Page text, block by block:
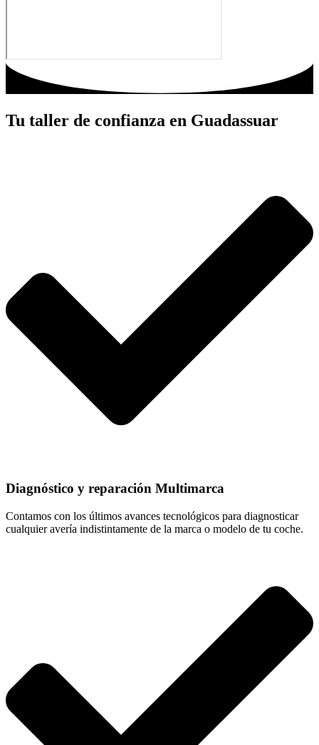
Tu taller de confianza en Guadassuar
Diagnóstico y reparación Multimarca
Contamos con los últimos avances tecnológicos para diagnosticar
cualquier avería indistintamente de la marca o modelo de tu coche.